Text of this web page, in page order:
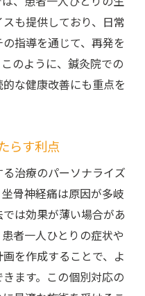
も提供しており、日常
指導を通じて、再発を
のように、鍼灸院での
な健康改善にも重点を
らす利点
治療のパーソナライズ
骨神経痛は原因が多岐
は効果が薄い場合があ
者一人ひとりの症状や
を作成することで、よ
ます。この個別対応の